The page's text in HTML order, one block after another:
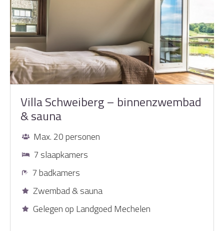
Villa Schweiberg – binnenzwembad
& sauna
Max. 20 personen
7 slaapkamers
7 badkamers
Zwembad & sauna
Gelegen op Landgoed Mechelen